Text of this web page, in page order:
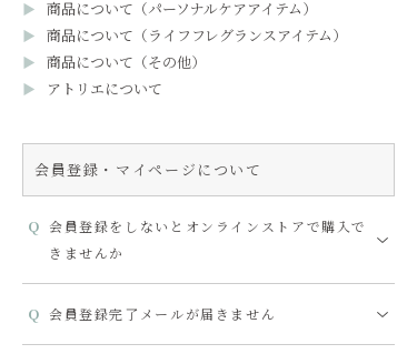
商品について（パーソナルケアアイテム）
商品について（ライフフレグランスアイテム）
商品について（その他）
アトリエについて
会員登録・マイページについて
会員登録をしないとオンラインストアで購入で
きませんか
会員登録完了メールが届きません